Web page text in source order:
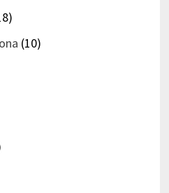
(10)